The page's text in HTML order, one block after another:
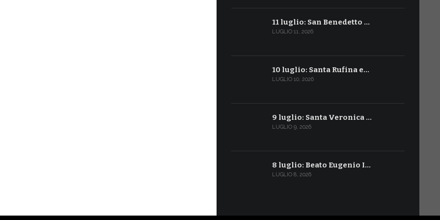
11 luglio: San Benedetto …
LUGLIO 11, 2026
10 luglio: Santa Rufina e…
LUGLIO 10, 2026
9 luglio: Santa Veronica …
LUGLIO 9, 2026
8 luglio: Beato Eugenio I…
LUGLIO 8, 2026